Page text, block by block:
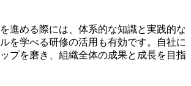
進める際には、体系的な知識と実践的な
を学べる研修の活用も有効です。自社に
プを磨き、組織全体の成果と成長を目指